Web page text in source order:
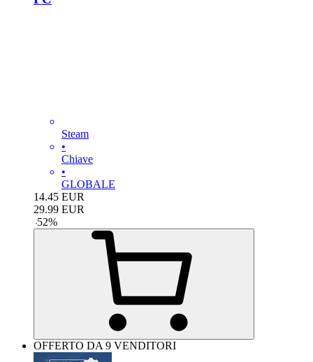
Steam
•
Chiave
•
GLOBALE
14.45 EUR
29.99 EUR
-52%
OFFERTO DA 9 VENDITORI